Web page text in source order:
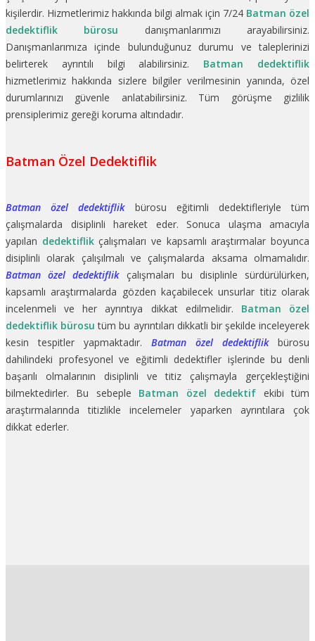
kişilerdir. Hizmetlerimiz hakkında bilgi almak için 7/24 Batman özel
dedektiflik bürosu danışmanlarımızı arayabilirsiniz.
Danışmanlarımıza içinde bulunduğunuz durumu ve taleplerinizi
belirterek ayrıntılı bilgi alabilirsiniz. Batman dedektiflik
hizmetlerimiz hakkında sizlere bilgiler verilmesinin yanında, özel
durumlarınızı güvenle anlatabilirsiniz. Tüm görüşme gizlilik
prensiplerimiz gereği koruma altındadır.
Batman Özel Dedektiflik
Batman özel dedektiflikbürosu eğitimli dedektifleriyle tüm
çalışmalarda disiplinli hareket eder. Sonuca ulaşma amacıyla
yapılan dedektiflikçalışmaları ve kapsamlı araştırmalar boyunca
disiplinli olarak çalışılmalı ve çalışmalarda aksama olmamalıdır.
Batman özel dedektiflikçalışmaları bu disiplinle sürdürülürken,
kapsamlı araştırmalarda gözden kaçabilecek unsurlar titiz olarak
incelenmeli ve her ayrıntıya dikkat edilmelidir. Batman özel
dedektiflik bürosu tüm bu ayrıntıları dikkatli bir şekilde inceleyerek
kesin tespitler yapmaktadır. Batman özel dedektiflikbürosu
dahilindeki profesyonel ve eğitimli dedektifler işlerinde bu denli
başarılı olmalarının disiplinli ve titiz çalışmayla gerçekleştiğini
bilmektedirler. Bu sebeple Batman özel dedektif ekibi tüm
araştırmalarında titizlikle incelemeler yaparken ayrıntılara çok
dikkat ederler.